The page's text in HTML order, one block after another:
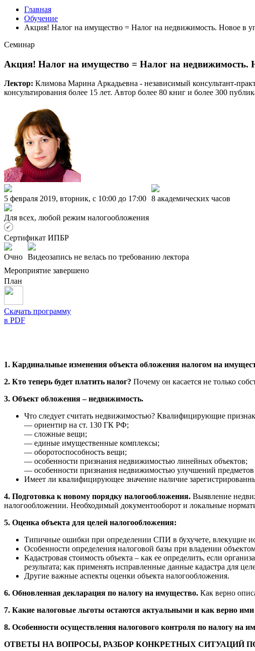
Главная
Обучение
Акция! Налог на имущество = Налог на недвижимость. Новое в
Семинар
Акция! Налог на имущество = Налог на недвижимость.
Лектор: Климова Марина Аркадьевна - независимый консультант-
консультирования более 15 лет. Автор более 80 книг и более 300
5 февраля 2019, вторник, c 10:00 до 17:00 8 академических часов
Для всех, любой режим налогообложения
Сертификат ИПБР
Очно Видеозапись не велась по требованию лектора
Мероприятие завершено
План
Скачать программу
в PDF
1. Кардинальные изменения объекта обложения налогом на
2. Кто теперь будет платить налог? Почему он касается не только
3. Объект обложения – недвижимость.
Что следует считать недвижимостью? Квалифицирующие
— ориентир на ст. 130 ГК РФ;
— сложные вещи;
— единые имущественные комплексы;
— оборотоспособность вещи;
— особенности признания недвижимостью линейных объектов;
— особенности признания недвижимостью улучшений
Имеет ли квалифицирующее значение наличие
4. Подготовка к новому порядку налогообложения. Выявление
налогообложении. Необходимый документооборот и локальные
5. Оценка объекта для целей налогообложения:
Типичные ошибки при определении СПИ в бухучете, влекущие
Особенности определения налоговой базы при владении
Кадастровая стоимость объекта – как ее определить, если
результата; как применять исправленные данные кадастра для
Другие важные аспекты оценки объекта налогообложения.
6. Обновленная декларация по налогу на имущество. Как верно
7. Какие налоговые льготы остаются актуальными и как верно ими
8. Особенности осуществления налогового контроля по налогу на
ОТВЕТЫ НА ВОПРОСЫ, РАЗБОР КОНКРЕТНЫХ СИТУАЦИЙ